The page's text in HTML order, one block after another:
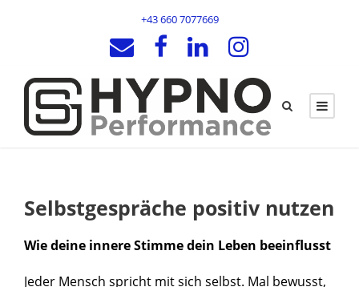
+43 660 7077669
Selbstgespräche positiv nutzen
Wie deine innere Stimme dein Leben beeinflusst
Jeder Mensch spricht mit sich selbst. Mal bewusst,